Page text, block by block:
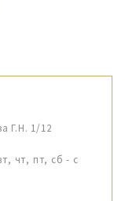
Г.Н. 1/12
чт, пт, сб - с